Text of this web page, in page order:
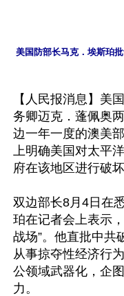
美国防部长马克．埃斯珀
【人民报消息】美
务卿迈克．蓬佩奥
边一年一度的澳美
上明确美国对太平
府在该地区进行破
双边部长8月4日在
珀在记者会上表示
战场”。他直批中共
从事掠夺性经济行
公领域武器化，企
力。